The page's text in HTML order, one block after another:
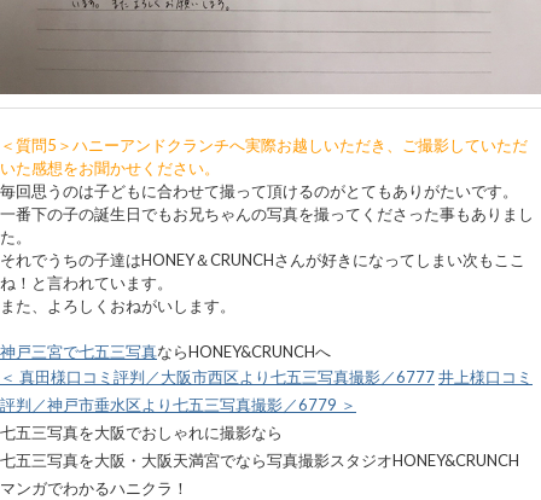
＜質問5＞ハニーアンドクランチへ実際お越しいただき、ご撮影していただ
いた感想をお聞かせください。
毎回思うのは子どもに合わせて撮って頂けるのがとてもありがたいです。
一番下の子の誕生日でもお兄ちゃんの写真を撮ってくださった事もありまし
た。
それでうちの子達はHONEY＆CRUNCHさんが好きになってしまい次もここ
ね！と言われています。
また、よろしくおねがいします。
神戸三宮で七五三写真ならHONEY&CRUNCHへ
＜ 真田様口コミ評判／大阪市西区より七五三写真撮影／6777井上様口コミ
評判／神戸市垂水区より七五三写真撮影／6779 ＞
七五三写真を大阪でおしゃれに撮影なら
七五三写真を大阪・大阪天満宮でなら写真撮影スタジオHONEY&CRUNCH
マンガでわかるハニクラ！